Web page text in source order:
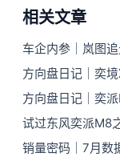
相关文章
车企内参｜岚图
方向盘日记｜奕
方向盘日记｜奕
试过东风奕派M8
销量密码｜7月数